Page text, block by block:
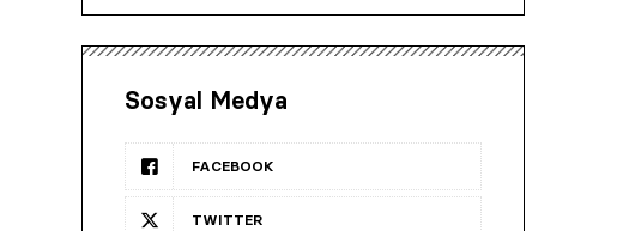
Sosyal Medya
FACEBOOK
TWITTER